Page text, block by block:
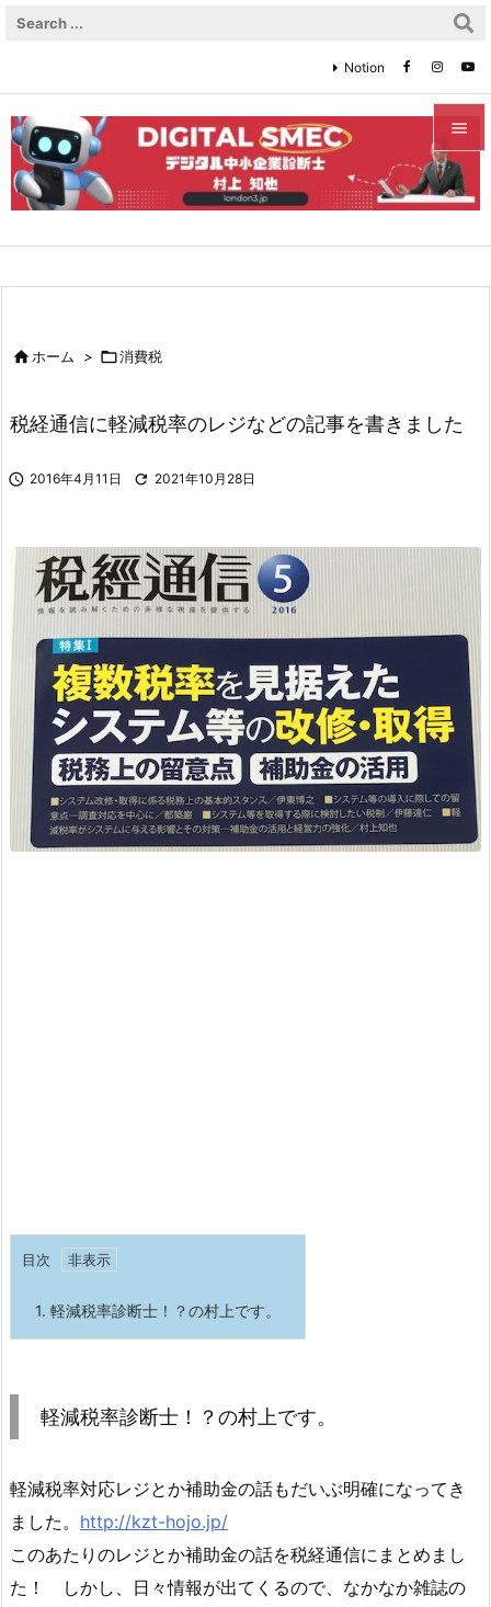


メニュ

検索
Notion
ホーム > 消費税
税経通信に軽減税率のレジなどの記事を書きました
 2016年4月11日  2021年10月28日
目次
1. 軽減税率診断士！？の村上です。
軽減税率診断士！？の村上です。
軽減税率対応レジとか補助金の話もだいぶ明確になってき
ました。 http://kzt-hojo.jp/
このあたりのレジとか補助金の話を税経通信にまとめまし
た！ しかし、日々情報が出てくるので、なかなか雑誌の